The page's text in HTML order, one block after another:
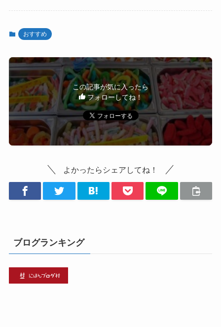
おすすめ
この記事が気に入ったら
フォローしてね！
よかったらシェアしてね！
ブログランキング